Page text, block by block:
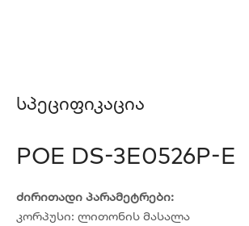
Სპეციფიკაცია
POE DS-3E0526P-E
ძირითადი პარამეტრები:
კორპუსი: ლითონის მასალა